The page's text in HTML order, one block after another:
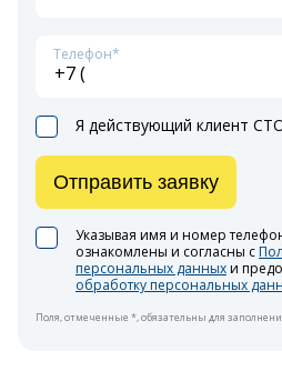
Телефон*
Я действующий клиент
Указывая имя и номер
ознакомлены и согласны с
персональных данныхи
обработку персональных
Отправить заявку
Поля, отмеченные *, обязательны для